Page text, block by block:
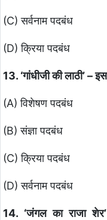
(C) सर्वनाम पदबंध
(D) क्रिया पदबंध
13. ‘गांधीजी की लाठी’
(A) विशेषण पदबंध
(B) संज्ञा पदबंध
(C) क्रिया पदबंध
(D) सर्वनाम पदबंध
14. ‘जंगल का राजा